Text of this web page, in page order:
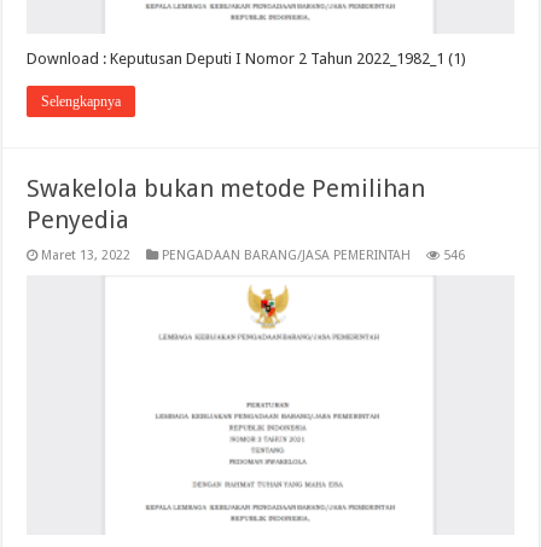
Download : Keputusan Deputi I Nomor 2 Tahun 2022_1982_1 (1)
Selengkapnya
Swakelola bukan metode Pemilihan
Penyedia
Maret 13, 2022 PENGADAAN BARANG/JASA PEMERINTAH 546